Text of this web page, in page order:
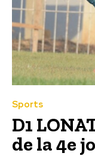
Sports
D1
de la 4e